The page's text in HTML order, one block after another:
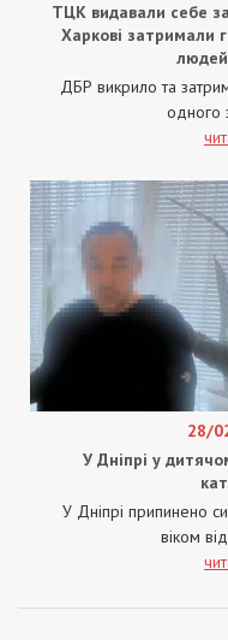
ТЦК видавали себе
Харкові затримали
людей
ДБР викрило та
одного
28/
У Дніпрі у
У Дніпрі припинено
віком